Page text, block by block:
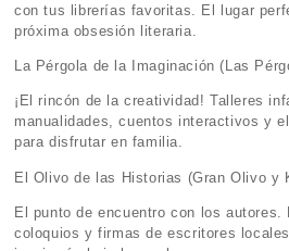
con tus librerías favoritas. El lugar
próxima obsesión literaria.
La Pérgola de la Imaginación (Las
¡El rincón de la creatividad! Talleres
manualidades, cuentos interactivos y
para disfrutar en familia.
El Olivo de las Historias (Gran Olivo y
El punto de encuentro con los autores.
coloquios y firmas de escritores